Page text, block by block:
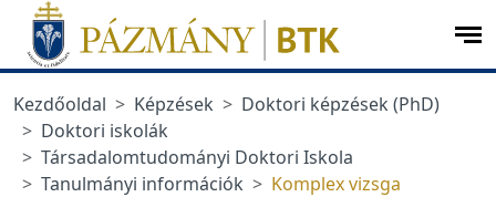
Ugrás a menüre
Ugrás a tartalomra
Kezdőoldal
Képzések
Doktori képzések (PhD)
Doktori iskolák
Társadalomtudományi Doktori Iskola
Tanulmányi információk
Komplex vizsga